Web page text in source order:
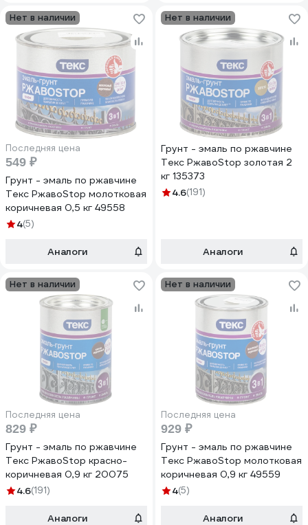
Нет в наличии
Последняя цена
549 ₽
Грунт - эмаль по ржавчине
Текс РжавоStop молотковая
коричневая 0,5 кг 49558
4(5)
Аналоги
Нет в наличии
Грунт - эмаль по ржавчине
Текс РжавоStop золотая 2
кг 135373
4.6(191)
Аналоги
Нет в наличии
Последняя цена
829 ₽
Грунт - эмаль по ржавчине
Текс РжавоStop красно-
коричневая 0,9 кг 20075
4.6(191)
Аналоги
Нет в наличии
Последняя цена
929 ₽
Грунт - эмаль по ржавчине
Текс РжавоStop молотковая
коричневая 0,9 кг 49559
4(5)
Аналоги